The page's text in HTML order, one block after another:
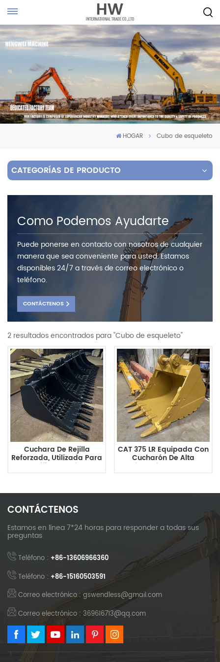
HOGAR Cubo de esqueleto
CATEGORÍAS DE PRODUCTO
Como Podemos Ayudarte
Puede ponerse en contacto con nosotros de cualquier
manera que sea conveniente para usted. Estamos
disponibles 24/7 a través de correo electrónico o
teléfono.
CONTÁCTENOS
2 resultados encontrados para "Cubo de esqueleto"
Cuchara De Rejilla
Reforzada, Utilizada Para
Clasificar Y Cribar
CAT 375 LR Equipada Con
Cucharón De Alta
Resistencia CAT 336 De
CONTÁCTENOS
Estamos en línea 7*24 horas para responder a todas sus
preguntas
Teléfono : +86-13606966360
Teléfono : +86-15160503591
Correo electrónico : gswendless@gmail.com
Correo electrónico : 369616713@qq.com